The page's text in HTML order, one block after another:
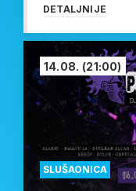
DETALJNIJE
SLUŠAONICA
14.08. (21:00)